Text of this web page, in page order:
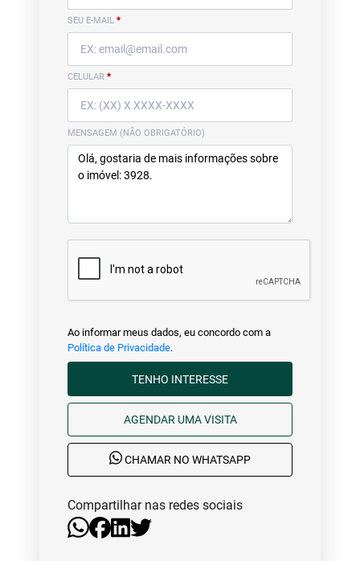
SEU E-MAIL *
CELULAR *
MENSAGEM (NÃO OBRIGATÓRIO)
Ao informar meus dados, eu concordo com a
Política de Privacidade.
TENHO INTERESSE
AGENDAR UMA VISITA
CHAMAR NO WHATSAPP
Compartilhar nas redes sociais